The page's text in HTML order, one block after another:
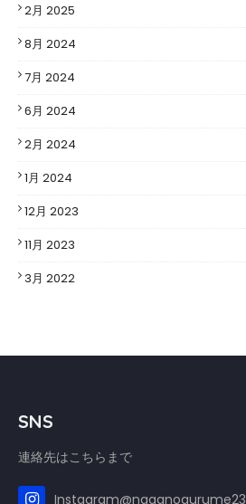
2月 2025
8月 2024
7月 2024
6月 2024
2月 2024
1月 2024
12月 2023
11月 2023
3月 2022
SNS
連絡先はこちらまで
Instagram@naganogurume23